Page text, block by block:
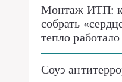
Монтаж ИТП:
собрать
тепло
Соуэ